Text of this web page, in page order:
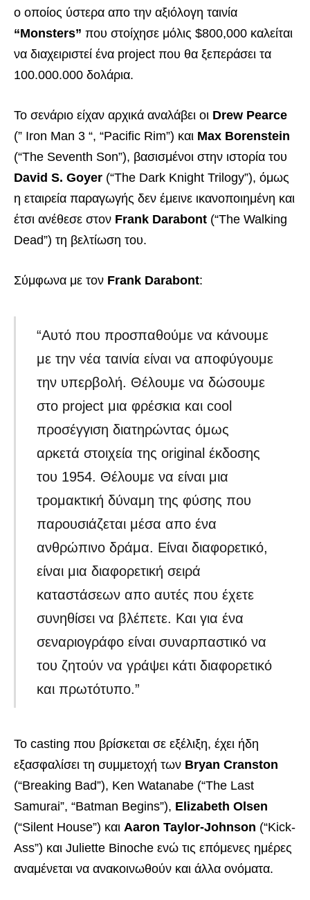
ο οποίος ύστερα απο την αξιόλογη ταινία
“Monsters” που στοίχησε μόλις $800,000 καλείται
να διαχειριστεί ένα project που θα ξεπεράσει τα
100.000.000 δολάρια.
Το σενάριο είχαν αρχικά αναλάβει οι Drew Pearce
(” Iron Man 3 “, “Pacific Rim”) και Max Borenstein
(“The Seventh Son”), βασισμένοι στην ιστορία του
David S. Goyer (“The Dark Knight Trilogy”), όμως
η εταιρεία παραγωγής δεν έμεινε ικανοποιημένη και
έτσι ανέθεσε στον Frank Darabont (“The Walking
Dead”) τη βελτίωση του.
Σύμφωνα με τον Frank Darabont:
“Αυτό που προσπαθούμε να κάνουμε
με την νέα ταινία είναι να αποφύγουμε
την υπερβολή. Θέλουμε να δώσουμε
στο project μια φρέσκια και cool
προσέγγιση διατηρώντας όμως
αρκετά στοιχεία της original έκδοσης
του 1954. Θέλουμε να είναι μια
τρομακτική δύναμη της φύσης που
παρουσιάζεται μέσα απο ένα
ανθρώπινο δράμα. Είναι διαφορετικό,
είναι μια διαφορετική σειρά
καταστάσεων απο αυτές που έχετε
συνηθίσει να βλέπετε. Και για ένα
σεναριογράφο είναι συναρπαστικό να
του ζητούν να γράψει κάτι διαφορετικό
και πρωτότυπο.”
Το casting που βρίσκεται σε εξέλιξη, έχει ήδη
εξασφαλίσει τη συμμετοχή των Bryan Cranston
(“Breaking Bad”), Ken Watanabe (“The Last
Samurai”, “Batman Begins”), Elizabeth Olsen
(“Silent House”) και Aaron Taylor-Johnson (“Kick-
Ass”) και Juliette Binoche ενώ τις επόμενες ημέρες
αναμένεται να ανακοινωθούν και άλλα ονόματα.